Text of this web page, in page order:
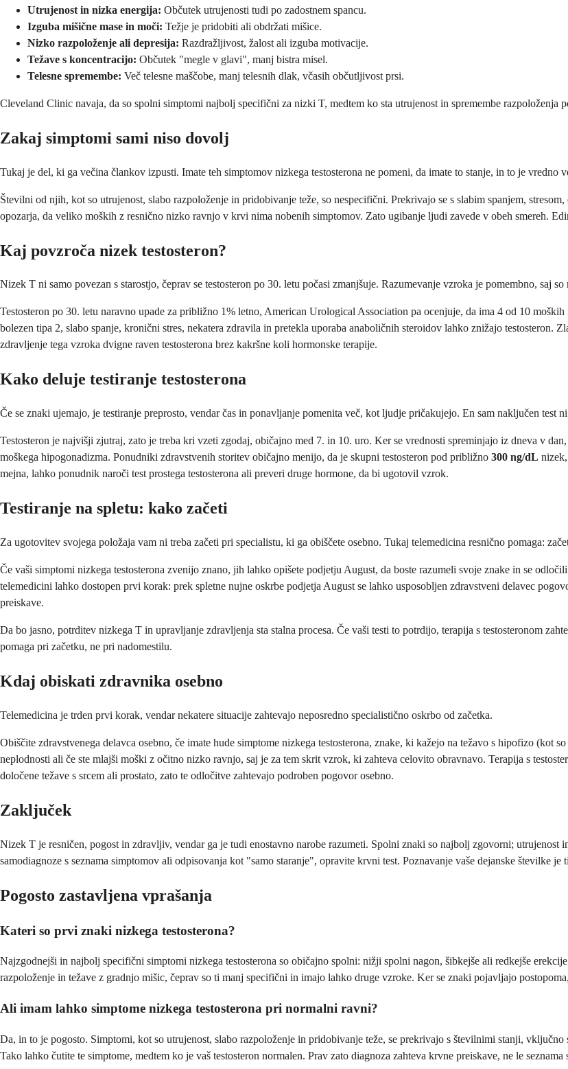
Utrujenost in nizka energija: Občutek utrujenosti tudi po zadostnem spancu.
Izguba mišične mase in moči: Težje je pridobiti ali obdržati mišice.
Nizko razpoloženje ali depresija: Razdražljivost, žalost ali izguba motivacije.
Težave s koncentracijo: Občutek "megle v glavi", manj bistra misel.
Telesne spremembe: Več telesne maščobe, manj telesnih dlak, včasih občutljivost prsi.
Cleveland Clinic navaja, da so spolni simptomi najbolj specifični za nizki T, medtem ko sta utrujenost in spremembe razpoloženja
Zakaj simptomi sami niso dovolj
Tukaj je del, ki ga večina člankov izpusti. Imate teh simptomov nizkega testosterona ne pomeni, da imate to stanje, in to je vredno
Številni od njih, kot so utrujenost, slabo razpoloženje in pridobivanje teže, so nespecifični. Prekrivajo se s slabim spanjem,
opozarja, da veliko moških z resnično nizko ravnjo v krvi nima nobenih simptomov. Zato ugibanje ljudi zavede v obeh smereh.
Kaj povzroča nizek testosteron?
Nizek T ni samo povezan s starostjo, čeprav se testosteron po 30. letu počasi zmanjšuje. Razumevanje vzroka je pomembno, saj
Testosteron po 30. letu naravno upade za približno 1% letno, American Urological Association pa ocenjuje, da ima 4 od 10
bolezen tipa 2, slabo spanje, kronični stres, nekatera zdravila in pretekla uporaba anaboličnih steroidov lahko znižajo testosteron.
zdravljenje tega vzroka dvigne raven testosterona brez kakršne koli hormonske terapije.
Kako deluje testiranje testosterona
Če se znaki ujemajo, je testiranje preprosto, vendar čas in ponavljanje pomenita več, kot ljudje pričakujejo. En sam naključen test
Testosteron je najvišji zjutraj, zato je treba kri vzeti zgodaj, običajno med 7. in 10. uro. Ker se vrednosti spreminjajo iz dneva v
moškega hipogonadizma. Ponudniki zdravstvenih storitev običajno menijo, da je skupni testosteron pod približno 300 ng/dL
mejna, lahko ponudnik naroči test prostega testosterona ali preveri druge hormone, da bi ugotovil vzrok.
Testiranje na spletu: kako začeti
Za ugotovitev svojega položaja vam ni treba začeti pri specialistu, ki ga obiščete osebno. Tukaj telemedicina resnično pomaga:
Če vaši simptomi nizkega testosterona zvenijo znano, jih lahko opišete podjetju August, da boste razumeli svoje znake in se
telemedicini lahko dostopen prvi korak: prek spletne nujne oskrbe podjetja August se lahko usposobljen zdravstveni delavec
preiskave.
Da bo jasno, potrditev nizkega T in upravljanje zdravljenja sta stalna procesa. Če vaši testi to potrdijo, terapija s testosteronom
pomaga pri začetku, ne pri nadomestilu.
Kdaj obiskati zdravnika osebno
Telemedicina je trden prvi korak, vendar nekatere situacije zahtevajo neposredno specialistično oskrbo od začetka.
Obiščite zdravstvenega delavca osebno, če imate hude simptome nizkega testosterona, znake, ki kažejo na težavo s hipofizo (kot
neplodnosti ali če ste mlajši moški z očitno nizko ravnjo, saj je za tem skrit vzrok, ki zahteva celovito obravnavo. Terapija s
določene težave s srcem ali prostato, zato te odločitve zahtevajo podroben pogovor osebno.
Zaključek
Nizek T je resničen, pogost in zdravljiv, vendar ga je tudi enostavno narobe razumeti. Spolni znaki so najbolj zgovorni; utrujenost
samodiagnoze s seznama simptomov ali odpisovanja kot "samo staranje", opravite krvni test. Poznavanje vaše dejanske številke je
Pogosto zastavljena vprašanja
Kateri so prvi znaki nizkega testosterona?
Najzgodnejši in najbolj specifični simptomi nizkega testosterona so običajno spolni: nižji spolni nagon, šibkejše ali redkejše
razpoloženje in težave z gradnjo mišic, čeprav so ti manj specifični in imajo lahko druge vzroke. Ker se znaki pojavljajo
Ali imam lahko simptome nizkega testosterona pri normalni ravni?
Da, in to je pogosto. Simptomi, kot so utrujenost, slabo razpoloženje in pridobivanje teže, se prekrivajo s številnimi stanji,
Tako lahko čutite te simptome, medtem ko je vaš testosteron normalen. Prav zato diagnoza zahteva krvne preiskave, ne le